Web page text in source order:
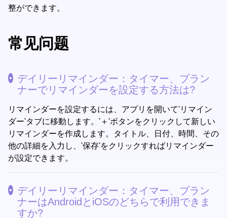
整ができます。
常见问题
デイリーリマインダー：タイマー、プラン
ナーでリマインダーを設定する方法は?
リマインダーを設定するには、アプリを開いて'リマイン
ダー'タブに移動します。'＋'ボタンをクリックして新しい
リマインダーを作成します。タイトル、日付、時間、その
他の詳細を入力し、'保存'をクリックすればリマインダー
が設定できます。
デイリーリマインダー：タイマー、プラン
ナーはAndroidとiOSのどちらで利用できま
すか?